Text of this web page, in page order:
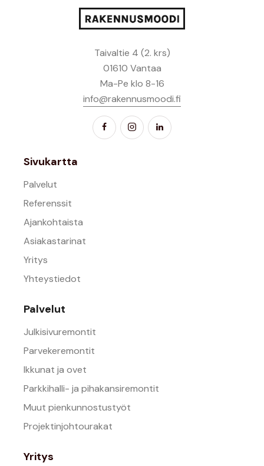
Taivaltie 4 (2. krs)
01610 Vantaa
Ma-Pe klo 8-16
info@rakennusmoodi.fi
Sivukartta
Palvelut
Referenssit
Ajankohtaista
Asiakastarinat
Yritys
Yhteystiedot
Palvelut
Julkisivuremontit
Parvekeremontit
Ikkunat ja ovet
Parkkihalli- ja pihakansiremontit
Muut pienkunnostustyöt
Projektinjohtourakat
Yritys